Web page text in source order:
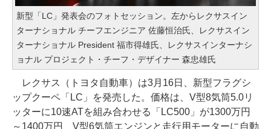
新型「LC」発表会のフォトセッション。左からレクサスイン
ターナショナル チーフエンジニア 佐藤恒治氏、レクサスイン
ターナショナル President 福市得雄氏、レクサスインターナシ
ョナル プロジェクト・チーフ・デザイナー 森忠雄氏
レクサス（トヨタ自動車）は3月16日、新型フラグシ
ップクーペ「LC」を発売した。価格は、V型8気筒5.0リ
ッターに10速ATを組み合わせる「LC500」が1300万円
～1400万円、V型6気筒エンジンと走行用モーターに自動